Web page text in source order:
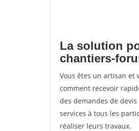
La solution
chantiers-
Vous êtes un artisan et
comment recevoir
des demandes de
services à tous les
réaliser leurs travaux.